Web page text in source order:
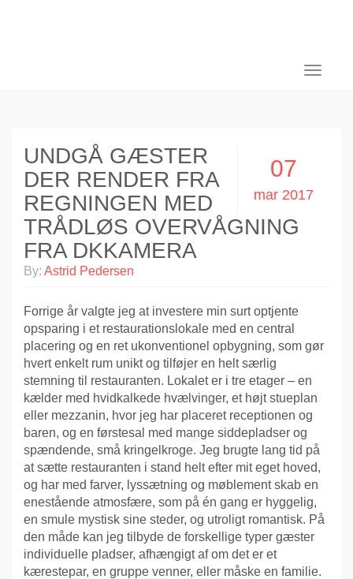
Toggle
07
mar 2017
UNDGÅ GÆSTER
DER RENDER FRA
REGNINGEN MED
TRÅDLØS OVERVÅGNING
FRA DKKAMERA
By: Astrid Pedersen
Forrige år valgte jeg at investere min surt optjente
opsparing i et restaurationslokale med en central
placering og en ret ukonventionel opbygning, som gør
hvert enkelt rum unikt og tilføjer en helt særlig
stemning til restauranten. Lokalet er i tre etager – en
kælder med hvidkalkede hvælvinger, et højt stueplan
eller mezzanin, hvor jeg har placeret receptionen og
baren, og en førstesal med mange siddepladser og
spændende, små kringelkroge. Jeg brugte lang tid på
at sætte restauranten i stand helt efter mit eget hoved,
og har med farver, lyssætning og møblement skab en
enestående atmosfære, som på én gang er hyggelig,
en smule mystisk sine steder, og utroligt romantisk. På
den måde kan jeg tilbyde de forskellige typer gæster
individuelle pladser, afhængigt af om det er et
kærestepar, en gruppe venner, eller måske en familie.